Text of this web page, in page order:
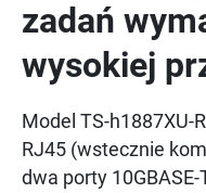
zadań
wysokiej
Model TS-h1887XU-
RJ45 (wstecznie
dwa porty